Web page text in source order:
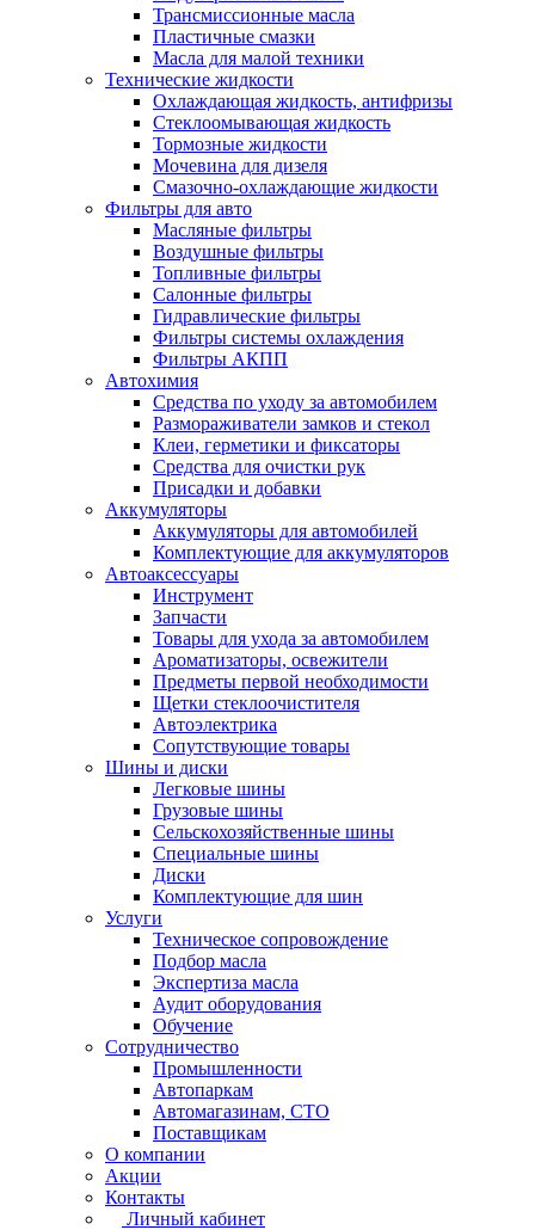
Трансмиссионные масла
Пластичные смазки
Масла для малой техники
Технические жидкости
Охлаждающая жидкость, антифризы
Стеклоомывающая жидкость
Тормозные жидкости
Мочевина для дизеля
Смазочно-охлаждающие жидкости
Фильтры для авто
Масляные фильтры
Воздушные фильтры
Топливные фильтры
Салонные фильтры
Гидравлические фильтры
Фильтры системы охлаждения
Фильтры АКПП
Автохимия
Средства по уходу за автомобилем
Размораживатели замков и стекол
Клеи, герметики и фиксаторы
Средства для очистки рук
Присадки и добавки
Аккумуляторы
Аккумуляторы для автомобилей
Комплектующие для аккумуляторов
Автоаксессуары
Инструмент
Запчасти
Товары для ухода за автомобилем
Ароматизаторы, освежители
Предметы первой необходимости
Щетки стеклоочистителя
Автоэлектрика
Сопутствующие товары
Шины и диски
Легковые шины
Грузовые шины
Сельскохозяйственные шины
Специальные шины
Диски
Комплектующие для шин
Услуги
Техническое сопровождение
Подбор масла
Экспертиза масла
Аудит оборудования
Обучение
Сотрудничество
Промышленности
Автопаркам
Автомагазинам, СТО
Поставщикам
О компании
Акции
Контакты
Личный кабинет